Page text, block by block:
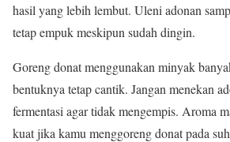
hasil yang lebih lembut. Uleni adonan
tetap empuk meskipun sudah dingin.
Goreng donat menggunakan minyak
bentuknya tetap cantik. Jangan menekan
fermentasi agar tidak mengempis. Aroma
kuat jika kamu menggoreng donat pada